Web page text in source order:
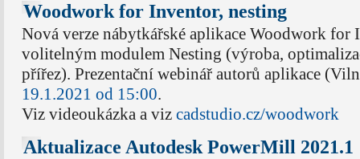
Woodwork for Inventor, nesting
Nová verze nábytkářské aplikace Woodwork for
volitelným modulem Nesting (výroba,
přířez). Prezentační webinář autorů aplikace
19.1.2021 od 15:00.
Viz videoukázka a viz cadstudio.cz/woodwork
Aktualizace Autodesk PowerMill 2021.1